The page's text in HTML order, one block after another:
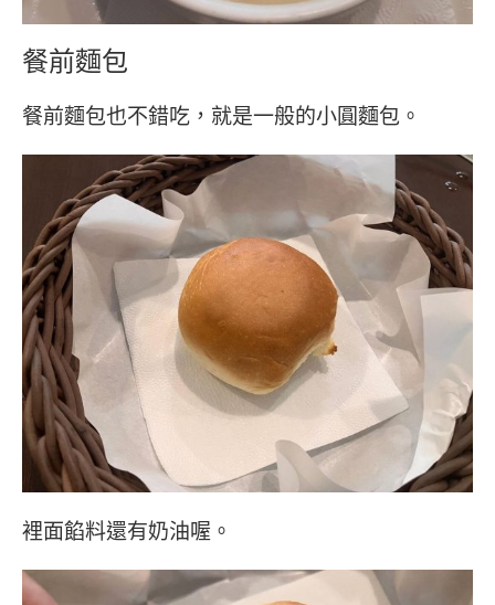
餐前麵包
餐前麵包也不錯吃，就是一般的小圓麵包。
裡面餡料還有奶油喔。